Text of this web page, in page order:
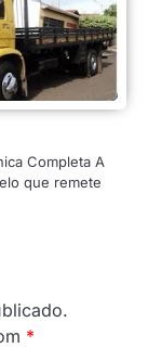
Completa A
que remete
*